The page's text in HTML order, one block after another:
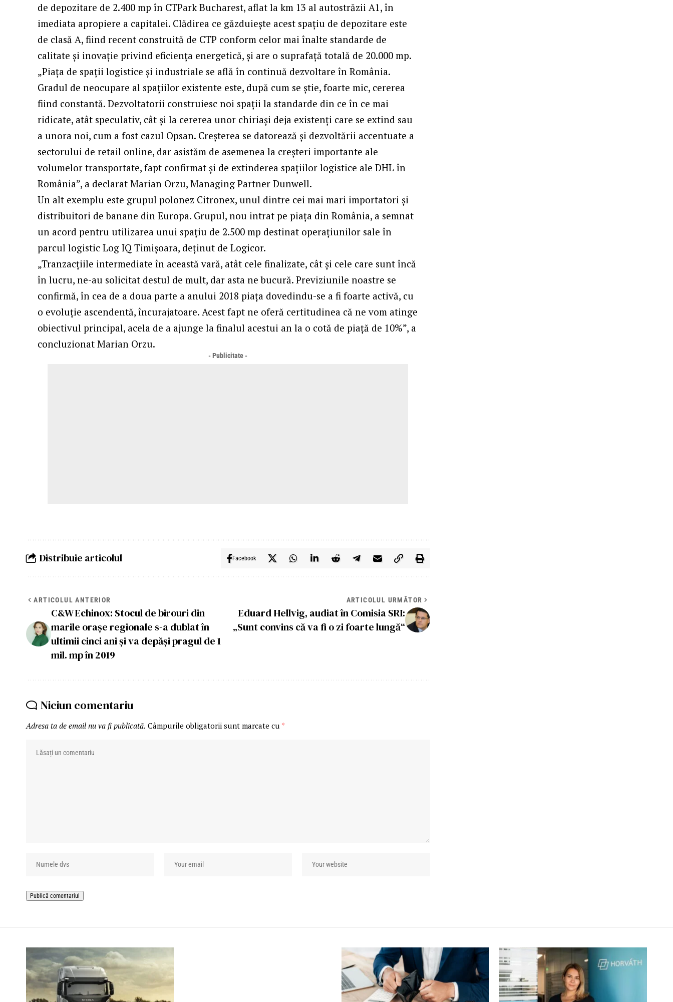
de depozitare de 2.400 mp în CTPark Bucharest, aflat la km 13 al autostrăzii A1, în
imediata apropiere a capitalei. Clădirea ce găzduiește acest spațiu de depozitare este
de clasă A, fiind recent construită de CTP conform celor mai înalte standarde de
calitate și inovație privind eficiența energetică, și are o suprafață totală de 20.000 mp.
„Piața de spații logistice și industriale se află în continuă dezvoltare în România.
Gradul de neocupare al spațiilor existente este, după cum se știe, foarte mic, cererea
fiind constantă. Dezvoltatorii construiesc noi spații la standarde din ce în ce mai
ridicate, atât speculativ, cât și la cererea unor chiriași deja existenți care se extind sau
a unora noi, cum a fost cazul Opsan. Creșterea se datorează și dezvoltării accentuate a
sectorului de retail online, dar asistăm de asemenea la creșteri importante ale
volumelor transportate, fapt confirmat și de extinderea spațiilor logistice ale DHL în
România”, a declarat Marian Orzu, Managing Partner Dunwell.
Un alt exemplu este grupul polonez Citronex, unul dintre cei mai mari importatori și
distribuitori de banane din Europa. Grupul, nou intrat pe piața din România, a semnat
un acord pentru utilizarea unui spațiu de 2.500 mp destinat operațiunilor sale în
parcul logistic Log IQ Timișoara, deținut de Logicor.
„Tranzacțiile intermediate în această vară, atât cele finalizate, cât și cele care sunt încă
în lucru, ne-au solicitat destul de mult, dar asta ne bucură. Previziunile noastre se
confirmă, în cea de a doua parte a anului 2018 piața dovedindu-se a fi foarte activă, cu
o evoluție ascendentă, încurajatoare. Acest fapt ne oferă certitudinea că ne vom atinge
obiectivul principal, acela de a ajunge la finalul acestui an la o cotă de piață de 10%”, a
concluzionat Marian Orzu.
- Publicitate -
Distribuie articolul Facebook
ARTICOLUL ANTERIOR
C&W Echinox: Stocul de birouri din
marile orașe regionale s-a dublat în
ultimii cinci ani și va depăși pragul de 1
mil. mp în 2019
ARTICOLUL URMĂTOR
Eduard Hellvig, audiat în Comisia SRI:
„Sunt convins că va fi o zi foarte lungă“
Niciun comentariu
Adresa ta de email nu va fi publicată. Câmpurile obligatorii sunt marcate cu *